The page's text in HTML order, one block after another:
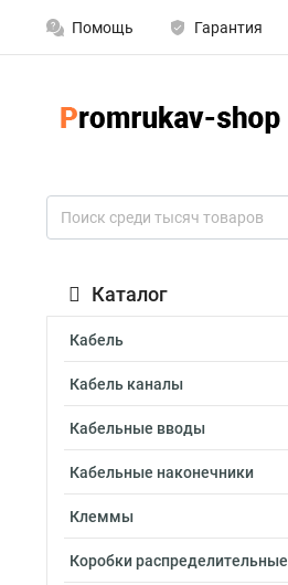
Помощь Гарантия
Каталог
Кабель
Кабель каналы
Кабельные вводы
Кабельные наконечники
Клеммы
Коробки распределительные